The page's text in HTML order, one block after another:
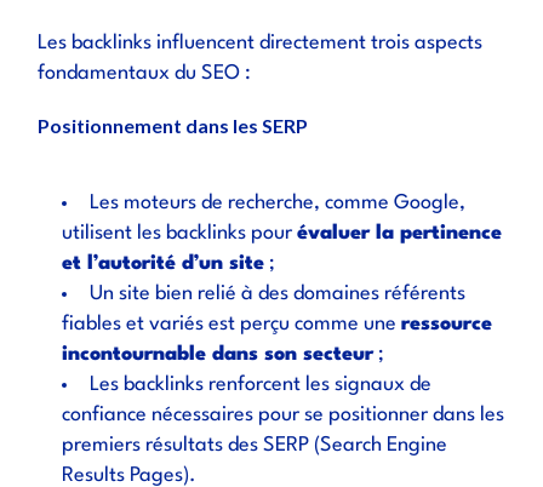
Les backlinks influencent directement trois aspects
fondamentaux du SEO :
Positionnement dans les SERP
Les moteurs de recherche, comme Google,
utilisent les backlinks pourévaluer la pertinence
et l’autorité d’un site ;
Un site bien relié à des domaines référents
fiables et variés est perçu comme uneressource
incontournable dans son secteur;
Les backlinks renforcent lessignaux de
confiance nécessaires pour se positionner dans les
premiers résultats des SERP (Search Engine
Results Pages).